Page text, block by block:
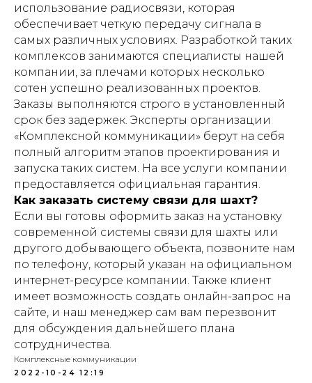
использование радиосвязи, которая
обеспечивает четкую передачу сигнала в
самых различных условиях. Разработкой таких
комплексов занимаются специалисты нашей
компании, за плечами которых несколько
сотен успешно реализованных проектов.
Заказы выполняются строго в установленный
срок без задержек. Эксперты организации
«Комплексной коммуникации» берут на себя
полный алгоритм этапов проектирования и
запуска таких систем. На все услуги компании
предоставляется официальная гарантия.
Как заказать систему связи для шахт?
Если вы готовы оформить заказ на установку
современной системы связи для шахты или
другого добывающего объекта, позвоните нам
по телефону, который указан на официальном
интернет-ресурсе компании. Также клиент
имеет возможность создать онлайн-запрос на
сайте, и наш менеджер сам вам перезвонит
для обсуждения дальнейшего плана
сотрудничества.
Комплексные коммуникации
2022-10-24 12:19